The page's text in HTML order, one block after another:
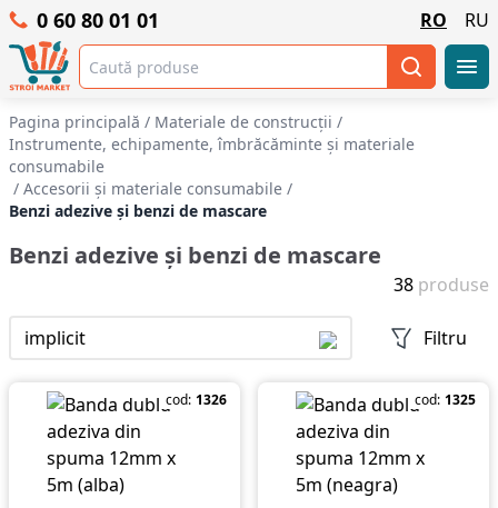
0 60 80 01 01 RO RU
Pagina principală / Materiale de construcții /
Instrumente, echipamente, îmbrăcăminte și materiale
consumabile
/ Accesorii și materiale consumabile /
Benzi adezive și benzi de mascare
Benzi adezive și benzi de mascare
38 produse
implicit Filtru
cod: 1326 cod: 1325